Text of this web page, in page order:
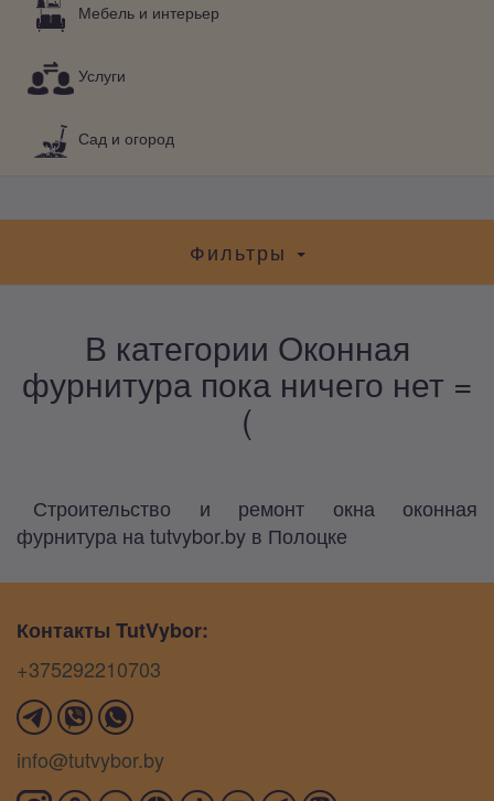
Мебель и интерьер
Услуги
Сад и огород
Фильтры
В категории Оконная
фурнитура пока ничего нет =
(
Строительство и ремонт окна оконная
фурнитура на tutvybor.by в Полоцке
Контакты TutVybor:
+375292210703
info@tutvybor.by